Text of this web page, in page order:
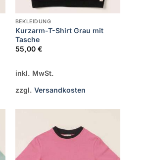
BEKLEIDUNG
Kurzarm-T-Shirt Grau mit
Tasche
55,00 €
inkl. MwSt.
zzgl. Versandkosten
Zur
Wunschliste
hinzufügen